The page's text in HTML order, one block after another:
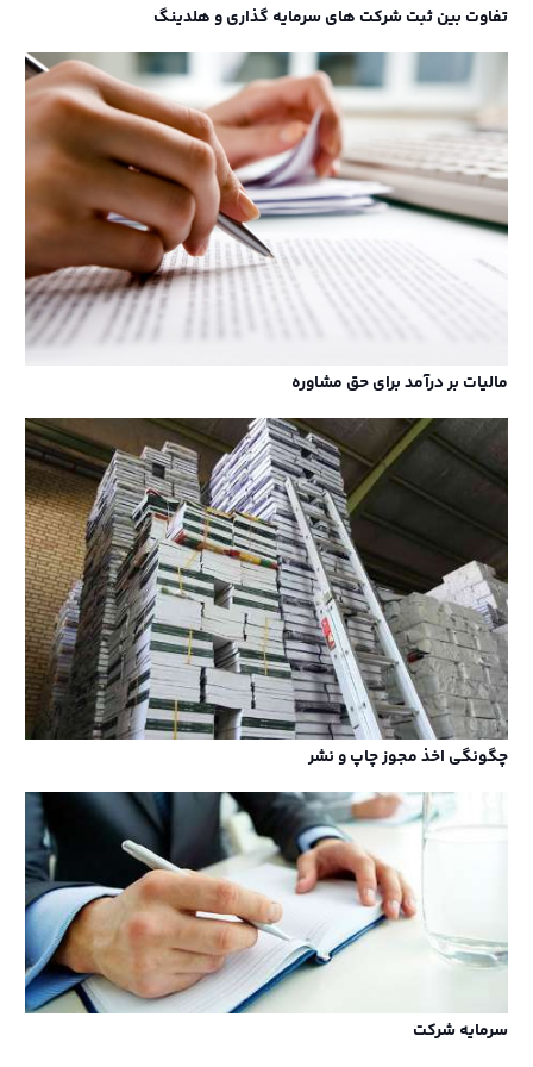
تفاوت بین ثبت شرکت های سرمایه گذاری و هلدینگ
مالیات بر درآمد برای حق مشاوره
چگونگی اخذ مجوز چاپ و نشر
سرمایه شرکت